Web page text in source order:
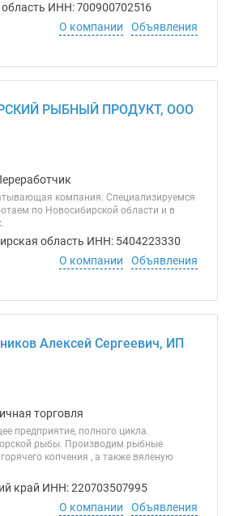
ИНН: 700900702516
О компании
Объявления
РЫБНЫЙ ПРОДУКТ, ООО
компания. Специализируемся
по Новосибирской области и в
область ИНН: 5404223330
О компании
Объявления
Алексей Сергеевич, ИП
торговля
предприятие, полного цикла.
рыбы. Производим рыбные
копчения , а также вяленую
край ИНН: 220703507995
О компании
Объявления